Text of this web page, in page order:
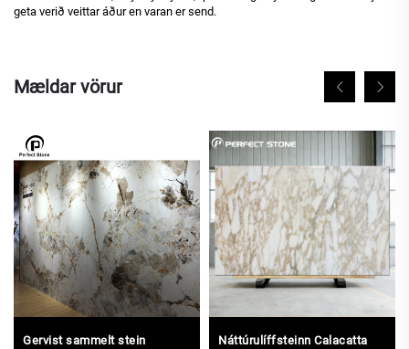
geta verið veittar áður en varan er send.
Mældar vörur
Gervist sammelt stein
Náttúrulíffsteinn Calacatta